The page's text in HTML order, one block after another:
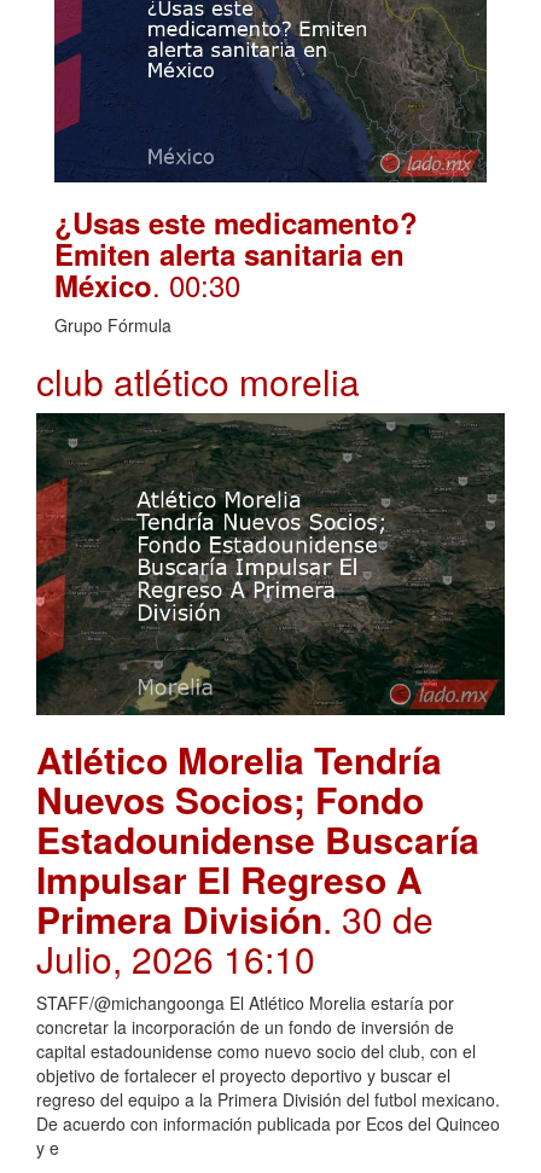
¿Usas este medicamento?
Emiten alerta sanitaria en
México. 00:30
Grupo Fórmula
club atlético morelia
Atlético Morelia Tendría
Nuevos Socios; Fondo
Estadounidense Buscaría
Impulsar El Regreso A
Primera División. 30 de
Julio, 2026 16:10
STAFF/@michangoonga El Atlético Morelia estaría por
concretar la incorporación de un fondo de inversión de
capital estadounidense como nuevo socio del club, con el
objetivo de fortalecer el proyecto deportivo y buscar el
regreso del equipo a la Primera División del futbol mexicano.
De acuerdo con información publicada por Ecos del Quinceo
y e